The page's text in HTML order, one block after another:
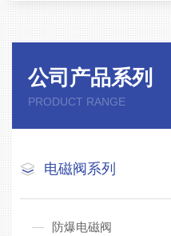
公司产品系列
PRODUCT RANGE
电磁阀系列
防爆电磁阀